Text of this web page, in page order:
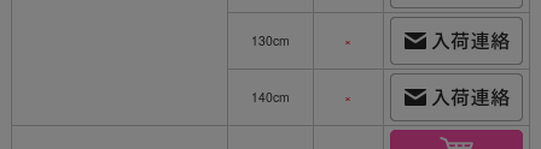
130cm ×
140cm ×